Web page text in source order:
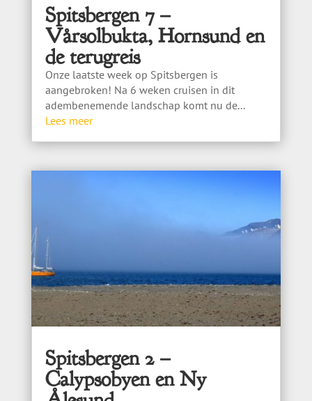
Spitsbergen 7 –
Vårsolbukta, Hornsund en
de terugreis
Onze laatste week op Spitsbergen is
aangebroken! Na 6 weken cruisen in dit
adembenemende landschap komt nu de...
Lees meer
Spitsbergen 2 –
Calypsobyen en Ny